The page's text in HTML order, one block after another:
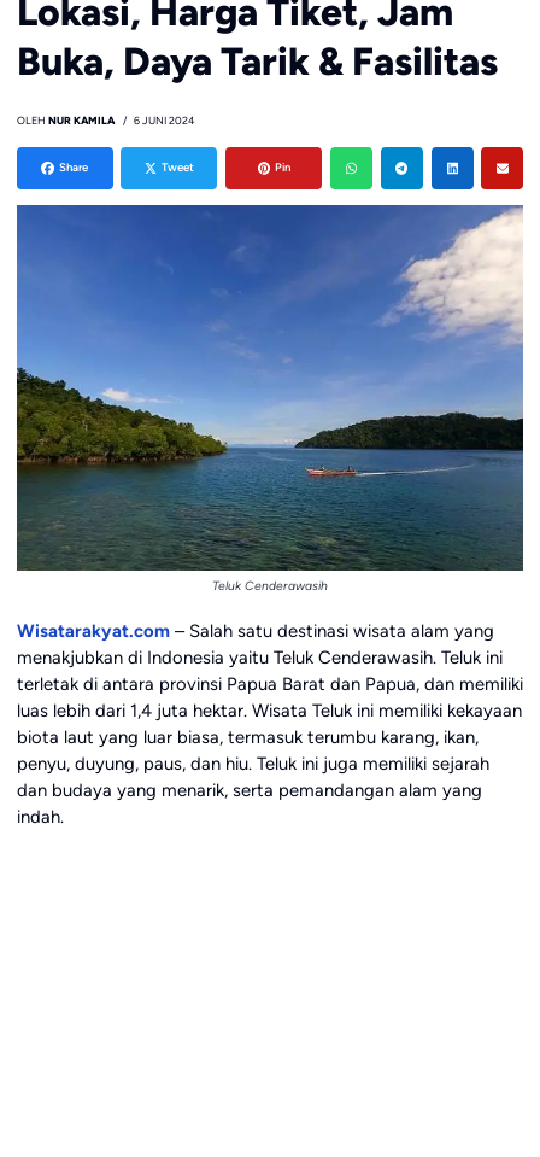
Lokasi, Harga Tiket, Jam
Buka, Daya Tarik & Fasilitas
OLEH NUR KAMILA 6 JUNI 2024
Share Tweet Pin
Teluk Cenderawasih
Wisatarakyat.com– Salah satu destinasi wisata alam yang
menakjubkan di Indonesia yaitu Teluk Cenderawasih. Teluk ini
terletak di antara provinsi Papua Barat dan Papua, dan memiliki
luas lebih dari 1,4 juta hektar. Wisata Teluk ini memiliki kekayaan
biota laut yang luar biasa, termasuk terumbu karang, ikan,
penyu, duyung, paus, dan hiu. Teluk ini juga memiliki sejarah
dan budaya yang menarik, serta pemandangan alam yang
indah.